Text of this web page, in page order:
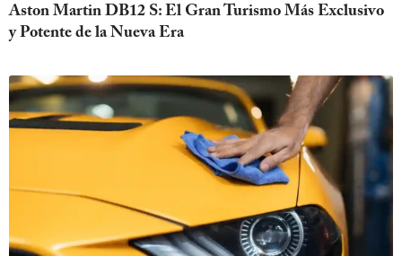
Aston Martin DB12 S: El Gran Turismo Más Exclusivo
y Potente de la Nueva Era